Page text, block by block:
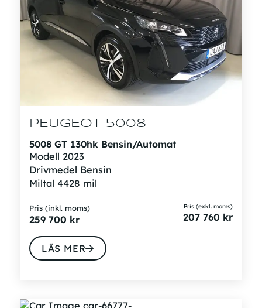
PEUGEOT 5008
5008 GT 130hk Bensin/Automat
Modell 2023
Drivmedel Bensin
Miltal 4428 mil
Pris (inkl. moms)
259 700 kr
Pris (exkl. moms)
207 760 kr
LÄS MER